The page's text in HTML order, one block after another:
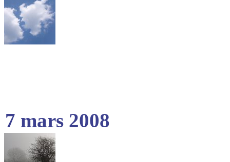
7 mars 2008